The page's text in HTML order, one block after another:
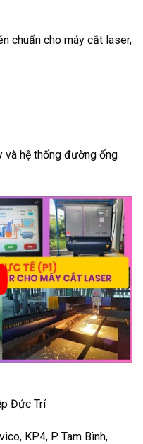
chuẩn cho máy cắt laser,
và hệ thống đường ống
Đức Trí
KP4, P. Tam Bình,